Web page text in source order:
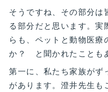
そうですね、その部分は
る部分だと思います。
らも、ペットと動物医療
か？ と聞かれたことも
第一に、私たち家族がず
があります。澄井先生も